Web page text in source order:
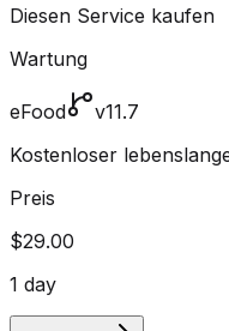
Diesen Service kaufen
Wartung
eFood
v11.7
Kostenloser
Preis
$29.00
1 day